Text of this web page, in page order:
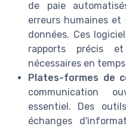
de paie
erreurs humaines
données. Ces
rapports précis
nécessaires en
Plates-formes de
communication
essentiel. Des
échanges